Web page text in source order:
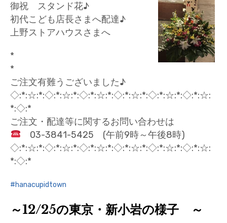
御祝 スタンド花♪
初代こども店長さまへ配達♪
上野ストアハウスさまへ
*
*
ご注文有難うございました♪
◇:*:☆:*:◇:*:☆:*:◇:*:☆:*:◇:*:☆:*:◇:*:☆:*:◇:*:☆:
*:◇:*
ご注文・配達等に関するお問い合わせは
03-3841-5425 (午前9時～午後8時)
◇:*:☆:*:◇:*:☆:*:◇:*:☆:*:◇:*:☆:*:◇:*:☆:*:◇:*:☆:
*:◇:*
hanacupidtown
～12/25の東京・新小岩の様子 ～